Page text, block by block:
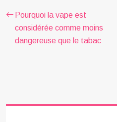
Pourquoi la vape est
considérée comme moins
dangereuse que le tabac